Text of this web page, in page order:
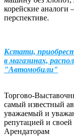
корейские аналоги
перспективе.
Кстати,
в магазинах,
"Автомобили"
Торгово-
самый известный
уважаемый и
репутацией и своей
Арендаторам